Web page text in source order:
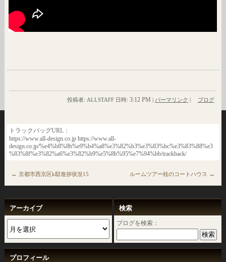
投稿者: ALLSTAFF 日時: 3:12 PM | パーマリンク | ブログ
トラックバッグURL：
https://www.all-design.co.jp https://www.all-
design.co.jp/%e4%b8%8b%e9%b4%a8%e3%82%b3%e3%83%bc%e3%83%88%e3
%83%8f%e3%82%a6%e3%82%b9%e5%8b%95%e7%94%bb/trackback/
← 京都市西京区k邸進捗状況15 ルームツアー桂のコートハウス →
アーカイブ 検索
ブログを検索：
プロフィール